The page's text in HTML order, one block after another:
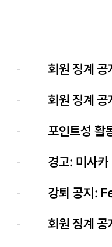
- 회원 징계 공
- 회원 징계 공
- 포인트성 활
- 경고: 미사
- 강퇴 공지:
- 회원 징계 공